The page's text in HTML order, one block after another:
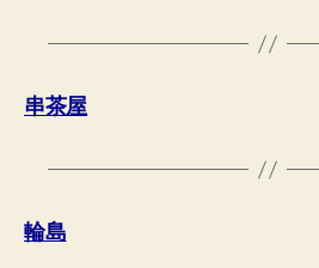
串茶屋
輪島